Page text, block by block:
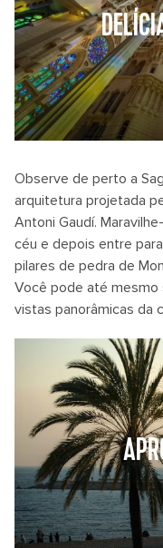
Observe de perto a
arquitetura projetada
Antoni Gaudí.
céu e depois entre
pilares de pedra de
Você pode até
vistas panorâmicas da